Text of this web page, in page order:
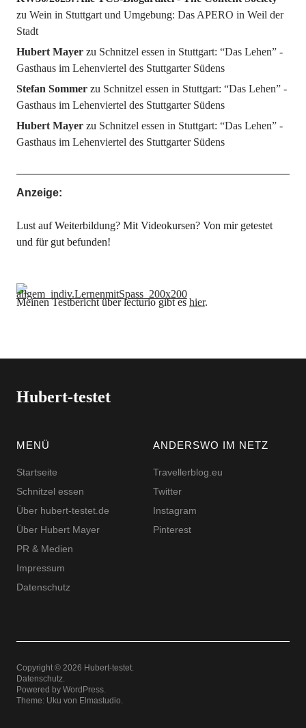
zu Wein in Stuttgart und Umgebung: Das APERO in Weil der
Stadt
Hubert Mayerzu Schnitzel essen in Stuttgart: “Das Lehen” -
Gasthaus im Lehenviertel des Stuttgarter Südens
Stefan Sommerzu Schnitzel essen in Stuttgart: “Das Lehen” -
Gasthaus im Lehenviertel des Stuttgarter Südens
Hubert Mayerzu Schnitzel essen in Stuttgart: “Das Lehen” -
Gasthaus im Lehenviertel des Stuttgarter Südens
Anzeige:
Lust auf Weiterbildung? Mit Videokursen? Von mir getestet
und für gut befunden!
Meinen Testbericht über lecturio gibt eshier.
Hubert-testet
MENÜ
Startseite
Schnitzel essen
Über hubert-testet.de
Über Hubert Mayer
PR & Medien
Impressum
Datenschutz
ANDERSWO IM NETZ
Travellerblog.eu
Twitter
Instagram
Pinterest
Copyright © 2026 Hubert-testet
Datenschutz
Powered by WordPress
Theme: Uku von Elmastudio